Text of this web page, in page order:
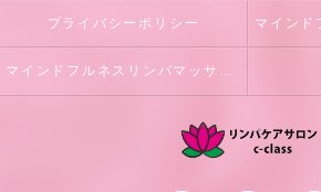
プライバシーポリシー
マインドフルネスリンパマッサージ初回体験のご案内